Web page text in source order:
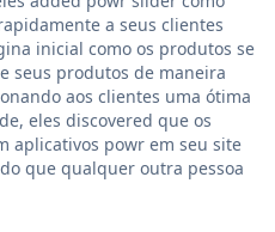
a seus clientes
inicial como os produtos se
seus produtos de maneira
aos clientes uma ótima
eles discovered que os
aplicativos powr em seu site
que qualquer outra pessoa